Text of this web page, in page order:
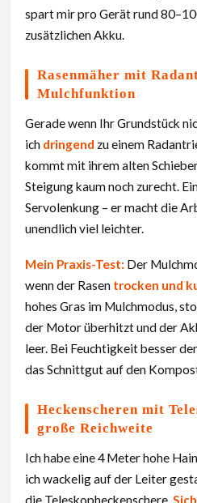
spart mir pro Gerät rund
zusätzlichen Akku.
Rasenmäher mit
Mulchfunktion
Gerade wenn Ihr Grundstück
ich dringend zu einem
kommt mit ihrem alten
Steigung kaum noch zurecht.
Servolenkung – er macht die
unendlich viel leichter.
Mein Praxis-Test: Der
wenn der Rasen trocken und
hohes Gras im Mulchmodus,
der Motor überhitzt und der
leer. Bei Feuchtigkeit besser
das Schnittgut auf den
Heckenscheren mit
große Reichweite
Ich habe eine 4 Meter hohe
ich wackelig auf der Leiter
die Teleskopheckenschere.